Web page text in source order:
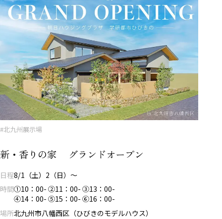
#北九州展示場
新・香りの家 グランドオープン
日程8/1（土）2（日）～
時間①10：00- ②11：00- ③13：00-
④14：00- ⑤15：00- ⑥16：00-
場所北九州市八幡西区（ひびきのモデルハウス）